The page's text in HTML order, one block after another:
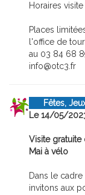
Horaires visite
Places
l'office de
au 03 84 68
info@otc3.fr
Fêtes,
Le 14/05/
Visite gratuite
Mai à vélo
Dans le
invitons aux